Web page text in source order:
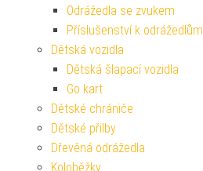
Odrážedla se zvukem
Příslušenství k odrážedlům
Dětská vozidla
Dětská šlapací vozidla
Go kart
Dětské chrániče
Dětské přilby
Dřevěná odrážedla
Koloběžky